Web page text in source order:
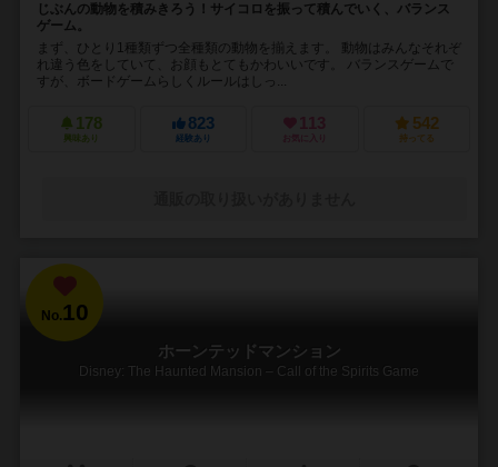
じぶんの動物を積みきろう！サイコロを振って積んでいく、バランス
ゲーム。
まず、ひとり1種類ずつ全種類の動物を揃えます。 動物はみんなそれぞ
れ違う色をしていて、お顔もとてもかわいいです。 バランスゲームで
すが、ボードゲームらしくルールはしっ...
178
興味あり
823
経験あり
113
お気に入り
542
持ってる
No. 10
ホーンテッドマンション
Disney: The Haunted Mansion – Call of the Spirits Game